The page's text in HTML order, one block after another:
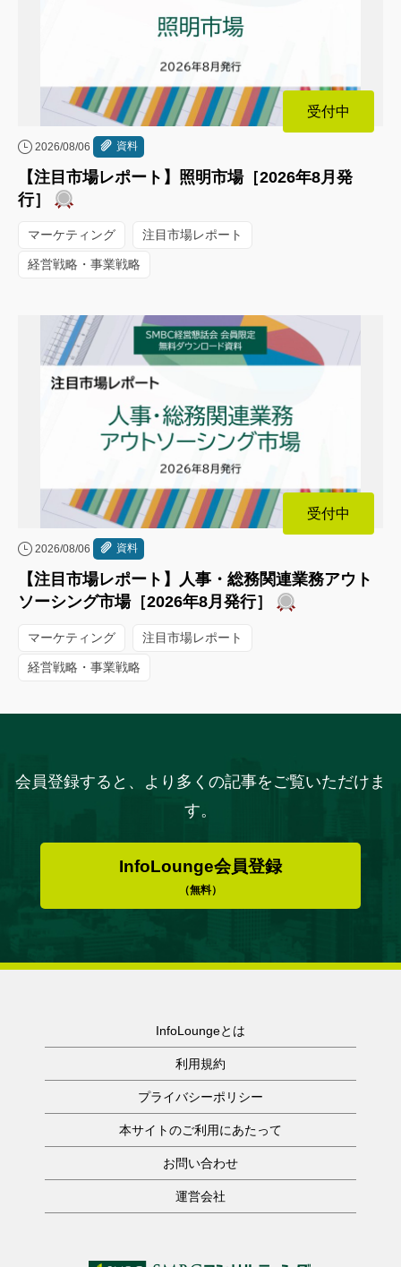
受付中
2026/08/06 資料
【注目市場レポート】照明市場［2026年8月発
行］
マーケティング 注目市場レポート
経営戦略・事業戦略
受付中
2026/08/06 資料
【注目市場レポート】人事・総務関連業務アウト
ソーシング市場［2026年8月発行］
マーケティング 注目市場レポート
経営戦略・事業戦略
会員登録すると、より多くの記事をご覧いただけま
す。
InfoLounge会員登録
（無料）
InfoLoungeとは
利用規約
プライバシーポリシー
本サイトのご利用にあたって
お問い合わせ
運営会社